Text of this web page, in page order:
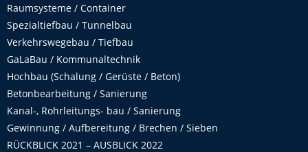
Raumsysteme / Container
Spezialtiefbau / Tunnelbau
Verkehrswegebau / Tiefbau
GaLaBau / Kommunaltechnik
Hochbau (Schalung / Gerüste / Beton)
Betonbearbeitung / Sanierung
Kanal-, Rohrleitungs- bau / Sanierung
Gewinnung / Aufbereitung / Brechen / Sieben
RÜCKBLICK 2021 – AUSBLICK 2022